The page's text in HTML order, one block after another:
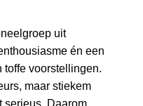
uit
én een
toffe voorstellingen.
maar stiekem
serieus. Daarom